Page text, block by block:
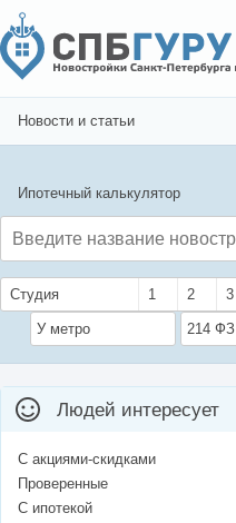
Новости и статьи
Ипотечный калькулятор
Студия 1 2 3
У метро 214 ФЗ
Людей интересует
С акциями-скидками
Проверенные
С ипотекой